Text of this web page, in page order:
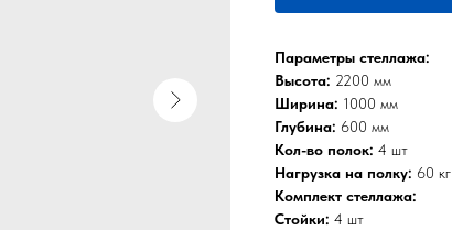
Параметры стеллажа:
Высота: 2200 мм
Ширина: 1000 мм
Глубина: 600 мм
Кол-во полок: 4 шт
Нагрузка на полку: 60 кг
Комплект стеллажа:
Стойки: 4 шт